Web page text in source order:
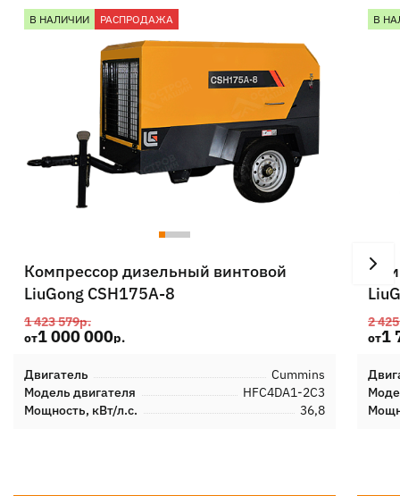
В НАЛИЧИИ РАСПРОДАЖА
Компрессор дизельный винтовой
LiuGong CSH175A-8
1 423 579р.
от1 000 000р.
Двигатель Cummins
Модель двигателя HFC4DA1-2C3
Мощность, кВт/л.с. 36,8
В
2
от1